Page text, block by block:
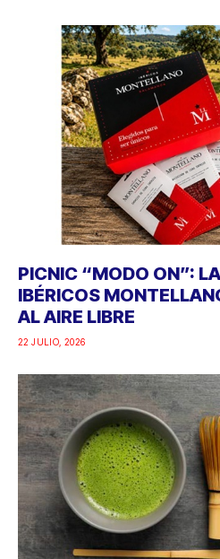
PICNIC “MODO ON”:
IBÉRICOS
AL AIRE LIBRE
22 JULIO, 2026